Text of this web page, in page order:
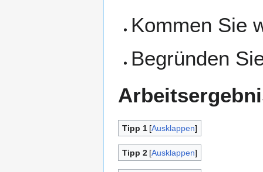
Kommen Sie
Begründen
Ausklappen
Tipp 1
Ausklappen
Tipp 2